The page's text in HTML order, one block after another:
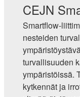
CEJN
Smartflow-
nesteiden
turvallisuuden
ympäristöissä.
kytkennät ja